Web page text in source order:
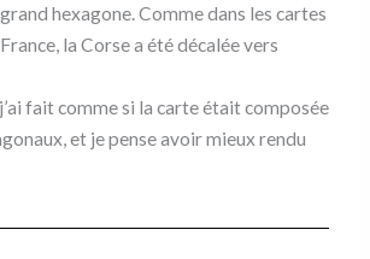
hexagone. Comme dans les cartes
la Corse a été décalée vers
fait comme si la carte était composée
et je pense avoir mieux rendu